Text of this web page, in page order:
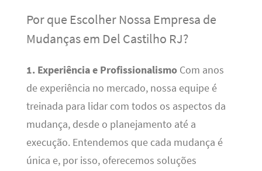
Por que Escolher Nossa Empresa de
Mudanças em Del Castilho RJ?
1. Experiência e ProfissionalismoCom anos
de experiência no mercado, nossa equipe é
treinada para lidar com todos os aspectos da
mudança, desde o planejamento até a
execução. Entendemos que cada mudança é
única e, por isso, oferecemos soluções